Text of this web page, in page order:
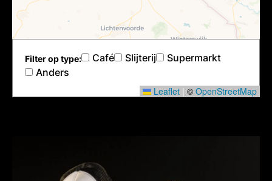
Filter op type: Café Slijterij
Supermarkt
Anders
Leaflet | © OpenStreetMap